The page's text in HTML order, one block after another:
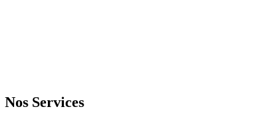
Nos Services